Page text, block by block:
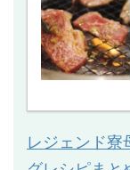
レジェンド寮